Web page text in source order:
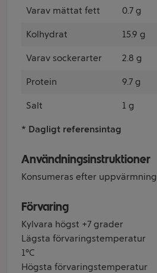
Varav mättat fett 0.7 g
Kolhydrat 15.9 g
Varav sockerarter 2.8 g
Protein 9.7 g
Salt 1 g
* Dagligt referensintag
Användningsinstruktioner
Konsumeras efter uppvärmning
Förvaring
Kylvara högst +7 grader
Lägsta förvaringstemperatur
1°C
Högsta förvaringstemperatur